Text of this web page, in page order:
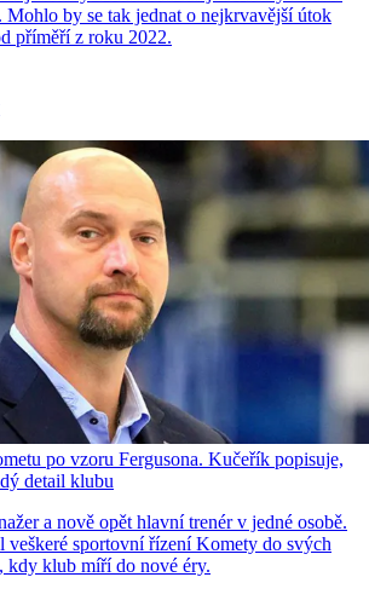
by se tak jednat o nejkrvavější útok
příměří z roku 2022.
po vzoru Fergusona. Kučeřík popisuje,
detail klubu
a nově opět hlavní trenér v jedné osobě.
veškeré sportovní řízení Komety do svých
kdy klub míří do nové éry.